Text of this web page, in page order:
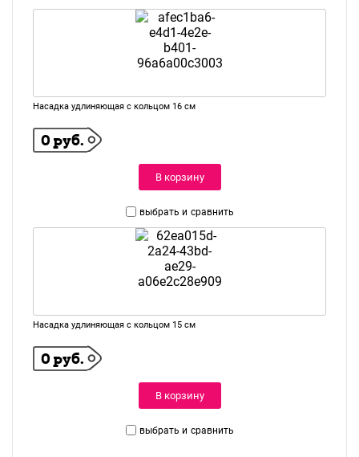
Насадка удлиняющая с кольцом 16 см
0 руб.
В корзину
выбрать и сравнить
Насадка удлиняющая с кольцом 15 см
0 руб.
В корзину
выбрать и сравнить